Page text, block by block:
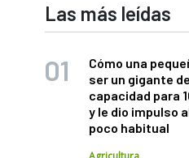
Las más leídas
Cómo una
ser un gigante
capacidad para
y le dio impulso
poco habitual